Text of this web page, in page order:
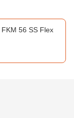
56 SS Flex